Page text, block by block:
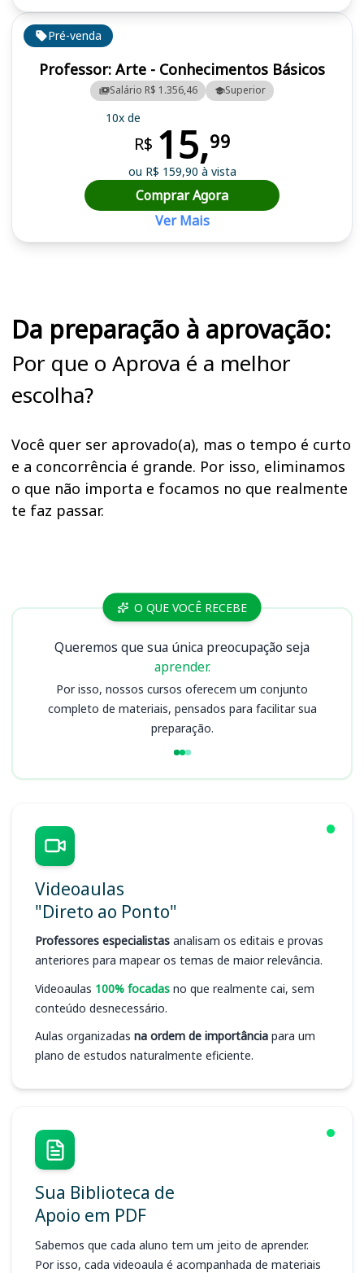
Pré-venda
Professor: Arte - Conhecimentos Básicos
Salário R$ 1.356,46 Superior
10x de
R$ 15,99
ou R$ 159,90 à vista
Comprar Agora
Ver Mais
Da preparação à aprovação:
Por que o Aprova é a melhor
escolha?
Você quer ser aprovado(a), mas o tempo é curto
e a concorrência é grande. Por isso, eliminamos
o que não importa e focamos no que realmente
te faz passar.
Cursos O QUE VOCÊ RECEBE
Queremos que sua única preocupação seja
aprender.
Por isso, nossos cursos oferecem um conjunto
completo de materiais, pensados para facilitar sua
preparação.
Videoaulas
"Direto ao Ponto"
Professores especialistas analisam os editais e provas
anteriores para mapear os temas de maior relevância.
Videoaulas 100% focadas no que realmente cai, sem
conteúdo desnecessário.
Aulas organizadas na ordem de importância para um
plano de estudos naturalmente eficiente.
Sua Biblioteca de
Apoio em PDF
Sabemos que cada aluno tem um jeito de aprender.
Por isso, cada videoaula é acompanhada de materiais